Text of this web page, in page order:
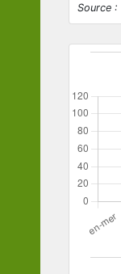
Source :